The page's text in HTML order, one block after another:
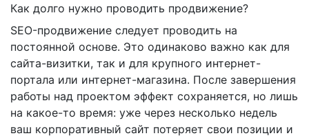
Как долго нужно проводить продвижение?
SEO-продвижение следует проводить на
постоянной основе. Это одинаково важно как для
сайта-визитки, так и для крупного интернет-
портала или интернет-магазина. После завершения
работы над проектом эффект сохраняется, но лишь
на какое-то время: уже через несколько недель
ваш корпоративный сайт потеряет свои позиции и